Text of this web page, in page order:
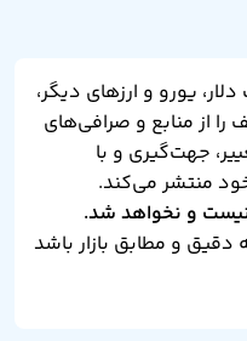
یورو و ارزهای دیگر،
را از منابع و صرافی‌های
جهت‌گیری و با
منتشر می‌کند.
و نخواهد شد.
و مطابق بازار باشد